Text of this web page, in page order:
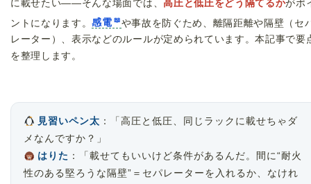
に載せたい——そんな場面では、高圧と低圧をどう隔てるかがポ
ントになります。感電
や事故を防ぐため、離隔距離や隔壁（セ
レーター）、表示などのルールが定められています。本記事で要
を整理します。
見習いペン太 ：「高圧と低圧、同じラックに載せちゃダ
メなんですか？」
はりた ：「載せてもいいけど条件があるんだ。間に“耐火
性のある堅ろうな隔壁”＝セパレーターを入れるか、なけれ